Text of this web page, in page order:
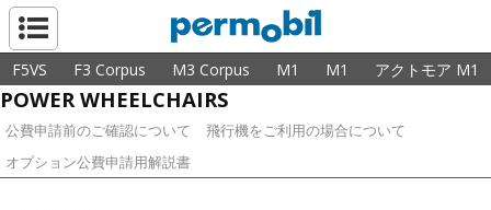
F5VS F3 Corpus M3 Corpus M1 M1 アクトモア M1
POWER WHEELCHAIRS
公費申請前のご確認について
飛行機をご利用の場合について
オプション公費申請用解説書